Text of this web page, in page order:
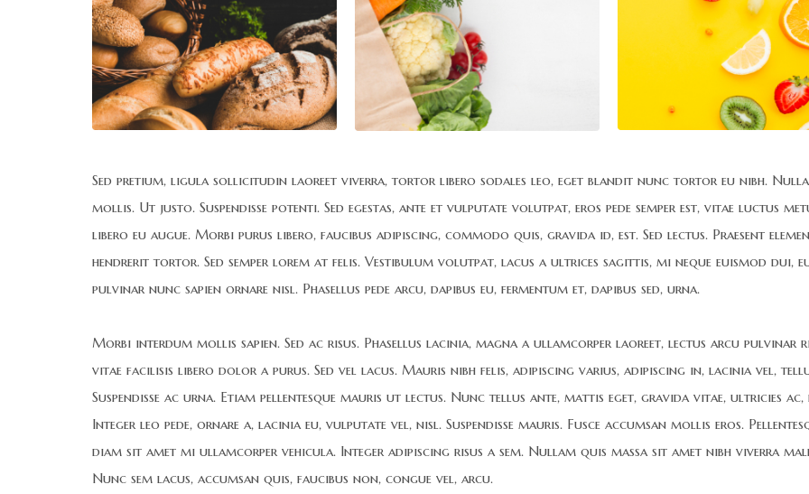
Sed pretium, ligula sollicitudin laoreet viverra, tortor libero sodales leo, eget blandit nunc tortor eu nibh.
mollis. Ut justo. Suspendisse potenti. Sed egestas, ante et vulputate volutpat, eros pede semper est, vitae luctus
libero eu augue. Morbi purus libero, faucibus adipiscing, commodo quis, gravida id, est. Sed lectus. Praesent
hendrerit tortor. Sed semper lorem at felis. Vestibulum volutpat, lacus a ultrices sagittis, mi neque euismod dui,
pulvinar nunc sapien ornare nisl. Phasellus pede arcu, dapibus eu, fermentum et, dapibus sed, urna.
Morbi interdum mollis sapien. Sed ac risus. Phasellus lacinia, magna a ullamcorper laoreet, lectus arcu pulvinar
vitae facilisis libero dolor a purus. Sed vel lacus. Mauris nibh felis, adipiscing varius, adipiscing in, lacinia vel,
Suspendisse ac urna. Etiam pellentesque mauris ut lectus. Nunc tellus ante, mattis eget, gravida vitae, ultricies ac,
Integer leo pede, ornare a, lacinia eu, vulputate vel, nisl. Suspendisse mauris. Fusce accumsan mollis eros.
diam sit amet mi ullamcorper vehicula. Integer adipiscing risus a sem. Nullam quis massa sit amet nibh viverra
Nunc sem lacus, accumsan quis, faucibus non, congue vel, arcu.